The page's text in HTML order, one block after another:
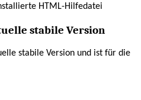
HTML-Hilfedatei
stabile Version
stabile Version und ist für die